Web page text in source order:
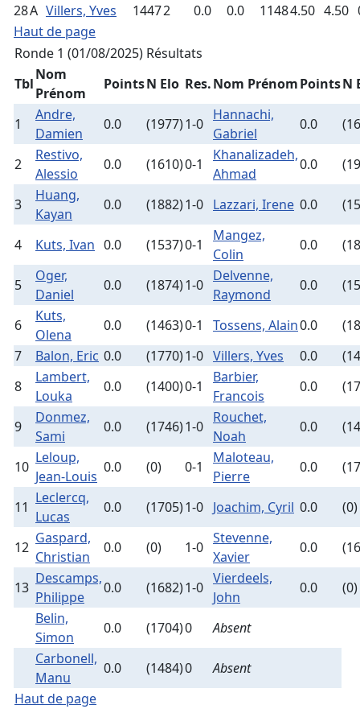
28A Villers, Yves 14472 0.0 0.0 11484.50 4.50
Haut de page
Ronde 1 (01/08/2025) Résultats
Tbl
Nom
Prénom
PointsN Elo Res.Nom PrénomPointsN
1
Andre,
Damien
0.0 (1977)1-0
Hannachi,
Gabriel
0.0
2
Restivo,
Alessio
0.0 (1610)0-1
Khanalizadeh,
Ahmad
0.0
3
Huang,
Kayan
0.0 (1882)1-0 Lazzari, Irene 0.0
4 Kuts, Ivan 0.0 (1537)0-1
Mangez,
Colin
0.0
5
Oger,
Daniel
0.0 (1874)1-0
Delvenne,
Raymond
0.0
6
Kuts,
Olena
0.0 (1463)0-1 Tossens, Alain0.0
7
Balon, Eric 0.0 (1770)1-0 Villers, Yves 0.0
8
Lambert,
Louka
0.0 (1400)0-1
Barbier,
Francois
0.0
9
Donmez,
Sami
0.0 (1746)1-0
Rouchet,
Noah
0.0
10
Leloup,
Jean-Louis
0.0 (0) 0-1
Maloteau,
Pierre
0.0
11
Leclercq,
Lucas
0.0 (1705)1-0 Joachim, Cyril 0.0 (0)
12
Gaspard,
Christian
0.0 (0) 1-0
Stevenne,
Xavier
0.0
13
Descamps,
Philippe
0.0 (1682)1-0
Vierdeels,
John
0.0
(0)
Belin,
Simon
0.0 (1704)0
Absent
Carbonell,
Manu
0.0 (1484)0
Absent
Haut de page